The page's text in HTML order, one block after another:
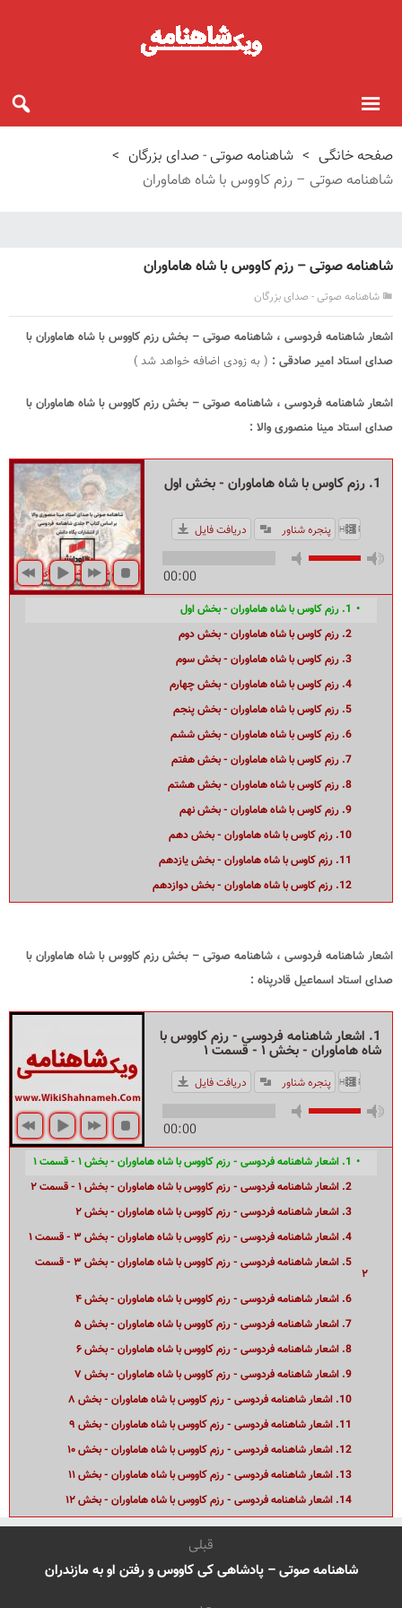
صفحه خانگی > شاهنامه صوتی - صدای بزرگان >
شاهنامه صوتی – رزم کاووس با شاه هاماوران
شاهنامه صوتی – رزم کاووس با شاه هاماوران
شاهنامه صوتی - صدای بزرگان
اشعار شاهنامه فردوسی ، شاهنامه صوتی – بخش رزم کاووس با شاه هاماوران با
صدای استاد امیر صادقی : ( به زودی اضافه خواهد شد )
اشعار شاهنامه فردوسی ، شاهنامه صوتی – بخش رزم کاووس با شاه هاماوران با
صدای استاد مینا منصوری والا :
1. رزم کاوس با شاه هاماوران - بخش اول
00:00
HIDE PLAYLIST پنجره شناور دریافت فایل
1. رزم کاوس با شاه هاماوران - بخش اول
2. رزم کاوس با شاه هاماوران - بخش دوم
3. رزم کاوس با شاه هاماوران - بخش سوم
4. رزم کاوس با شاه هاماوران - بخش چهارم
5. رزم کاوس با شاه هاماوران - بخش پنجم
6. رزم کاوس با شاه هاماوران - بخش ششم
7. رزم کاوس با شاه هاماوران - بخش هفتم
8. رزم کاوس با شاه هاماوران - بخش هشتم
9. رزم کاوس با شاه هاماوران - بخش نهم
10. رزم کاوس با شاه هاماوران - بخش دهم
11. رزم کاوس با شاه هاماوران - بخش یازدهم
12. رزم کاوس با شاه هاماوران - بخش دوازدهم
اشعار شاهنامه فردوسی ، شاهنامه صوتی – بخش رزم کاووس با شاه هاماوران با
صدای استاد اسماعیل قادرپناه :
1. اشعار شاهنامه فردوسی - رزم کاووس با
شاه هاماوران - بخش ۱ - قسمت ۱
00:00
HIDE PLAYLIST پنجره شناور دریافت فایل
1. اشعار شاهنامه فردوسی - رزم کاووس با شاه هاماوران - بخش ۱ - قسمت ۱
2. اشعار شاهنامه فردوسی - رزم کاووس با شاه هاماوران - بخش ۱ - قسمت ۲
3. اشعار شاهنامه فردوسی - رزم کاووس با شاه هاماوران - بخش ۲
4. اشعار شاهنامه فردوسی - رزم کاووس با شاه هاماوران - بخش ۳ - قسمت ۱
5. اشعار شاهنامه فردوسی - رزم کاووس با شاه هاماوران - بخش ۳ - قسمت
۲
6. اشعار شاهنامه فردوسی - رزم کاووس با شاه هاماوران - بخش ۴
7. اشعار شاهنامه فردوسی - رزم کاووس با شاه هاماوران - بخش ۵
8. اشعار شاهنامه فردوسی - رزم کاووس با شاه هاماوران - بخش ۶
9. اشعار شاهنامه فردوسی - رزم کاووس با شاه هاماوران - بخش ۷
10. اشعار شاهنامه فردوسی - رزم کاووس با شاه هاماوران - بخش ۸
11. اشعار شاهنامه فردوسی - رزم کاووس با شاه هاماوران - بخش ۹
12. اشعار شاهنامه فردوسی - رزم کاووس با شاه هاماوران - بخش ۱۰
13. اشعار شاهنامه فردوسی - رزم کاووس با شاه هاماوران - بخش ۱۱
14. اشعار شاهنامه فردوسی - رزم کاووس با شاه هاماوران - بخش ۱۲
قبلی
شاهنامه صوتی – پادشاهی کی کاووس و رفتن او به مازندران